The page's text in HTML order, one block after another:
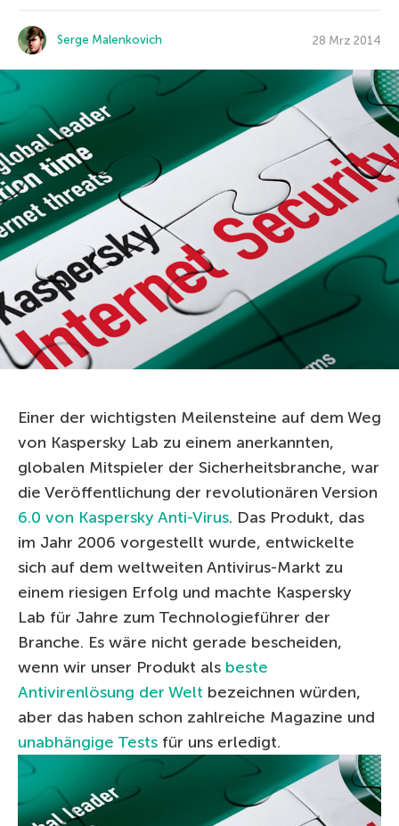
Serge Malenkovich 28 Mrz 2014
Einer der wichtigsten Meilensteine auf dem Weg
von Kaspersky Lab zu einem anerkannten,
globalen Mitspieler der Sicherheitsbranche, war
die Veröffentlichung der revolutionären Version
6.0 von Kaspersky Anti-Virus. Das Produkt, das
im Jahr 2006 vorgestellt wurde, entwickelte
sich auf dem weltweiten Antivirus-Markt zu
einem riesigen Erfolg und machte Kaspersky
Lab für Jahre zum Technologieführer der
Branche. Es wäre nicht gerade bescheiden,
wenn wir unser Produkt als beste
Antivirenlösung der Welt bezeichnen würden,
aber das haben schon zahlreiche Magazine und
unabhängige Tests für uns erledigt.